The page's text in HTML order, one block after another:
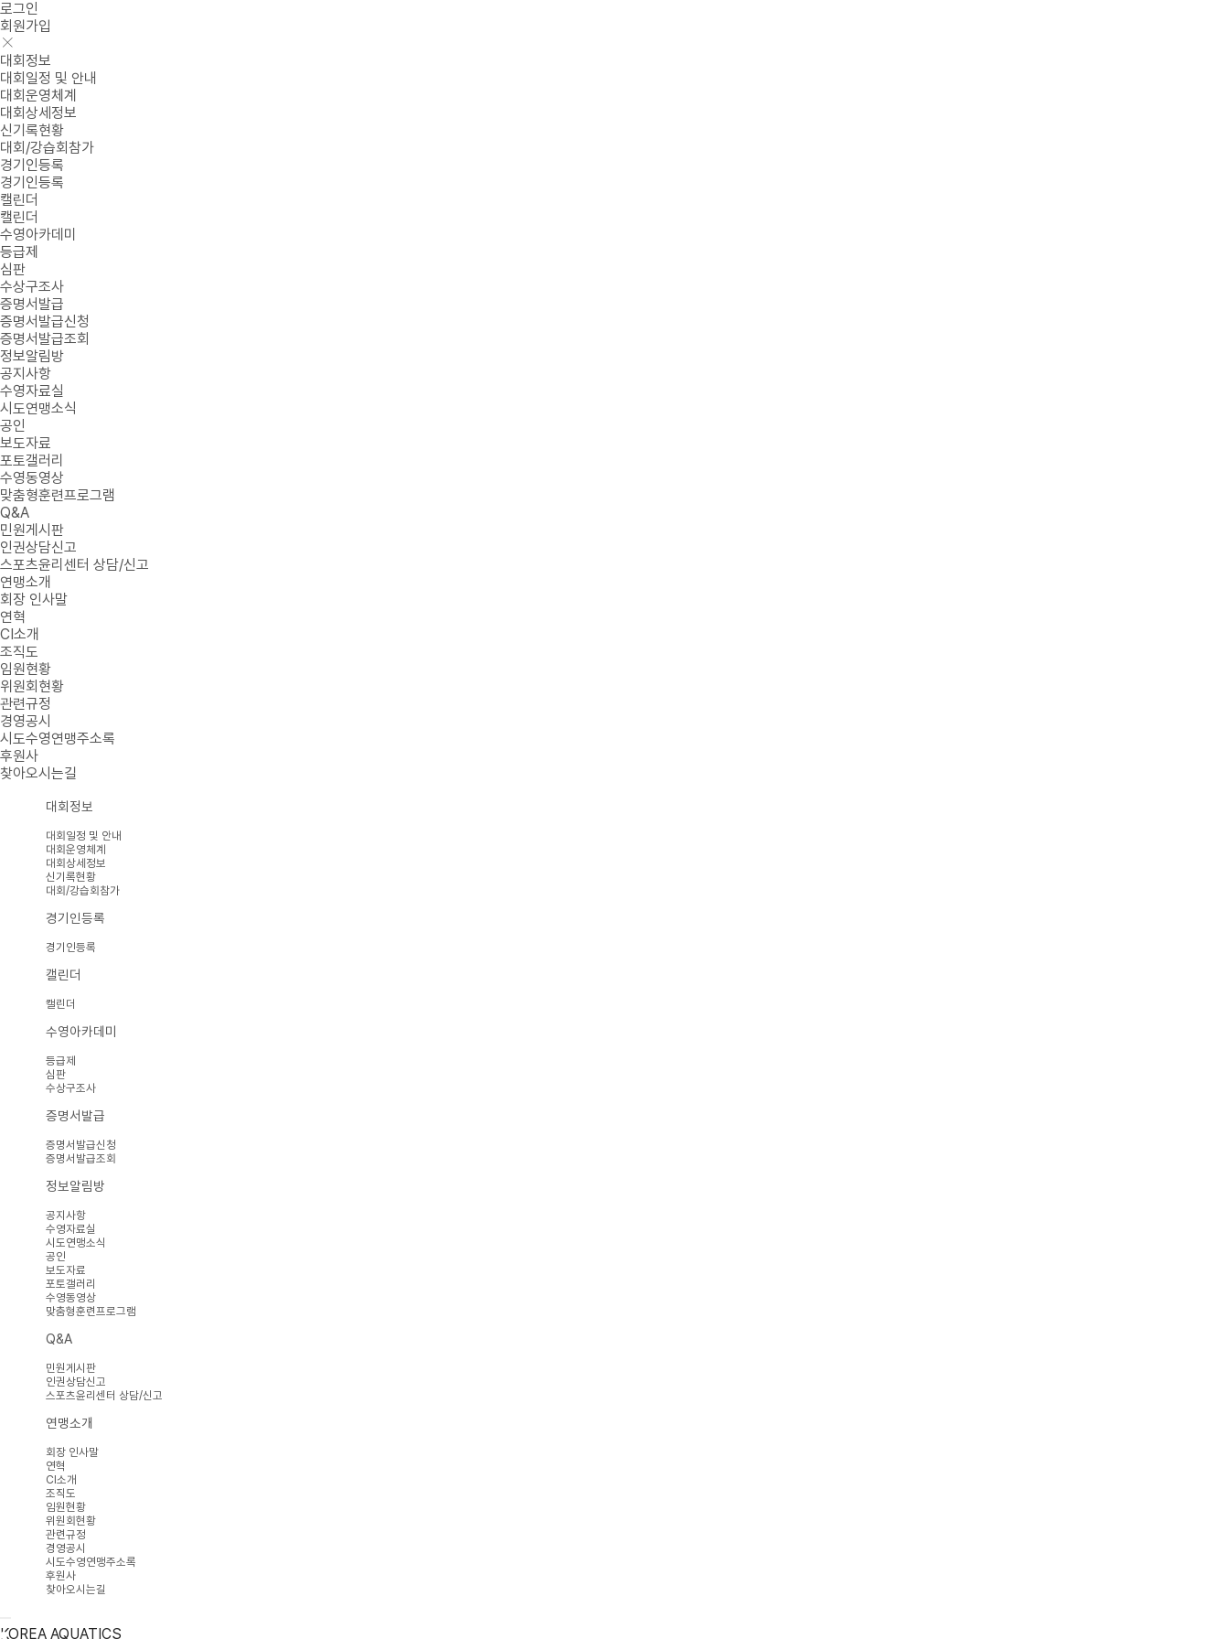
로그인
회원가입
대회정보
대회일정 및 안내
대회운영체계
대회상세정보
신기록현황
대회/강습회참가
경기인등록
경기인등록
캘린더
캘린더
수영아카데미
등급제
심판
수상구조사
증명서발급
증명서발급신청
증명서발급조회
정보알림방
공지사항
수영자료실
시도연맹소식
공인
보도자료
포토갤러리
수영동영상
맞춤형훈련프로그램
Q&A
민원게시판
인권상담신고
스포츠윤리센터 상담/신고
연맹소개
회장 인사말
연혁
CI소개
조직도
임원현황
위원회현황
관련규정
경영공시
시도수영연맹주소록
후원사
찾아오시는길
대회정보
대회일정 및 안내
대회운영체계
대회상세정보
신기록현황
대회/강습회참가
경기인등록
경기인등록
캘린더
캘린더
수영아카데미
등급제
심판
수상구조사
증명서발급
증명서발급신청
증명서발급조회
정보알림방
공지사항
수영자료실
시도연맹소식
공인
보도자료
포토갤러리
수영동영상
맞춤형훈련프로그램
Q&A
민원게시판
인권상담신고
스포츠윤리센터 상담/신고
연맹소개
회장 인사말
연혁
CI소개
조직도
임원현황
위원회현황
관련규정
경영공시
시도수영연맹주소록
후원사
찾아오시는길
KOREA AQUATICS